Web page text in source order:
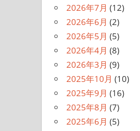
2026年7月 (12)
2026年6月 (2)
2026年5月 (5)
2026年4月 (8)
2026年3月 (9)
2025年10月 (10)
2025年9月 (16)
2025年8月 (7)
2025年6月 (5)